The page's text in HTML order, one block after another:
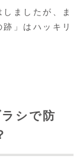
ましたが、ま
」はハッキリ
シで防